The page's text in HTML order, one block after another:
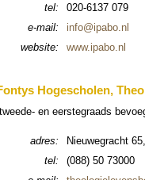
tel:
020-6137 079
e-mail:
info@ipabo.nl
web­si­te:
www.ipabo.nl
Hoge­scho­len,
en eerstegraads
adres:
Nieuwe­gracht
tel:
(088) 50 73000